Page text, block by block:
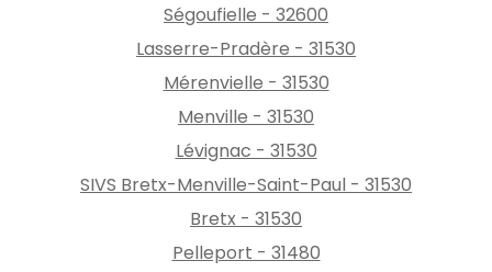
Ségoufielle - 32600
Lasserre-Pradère - 31530
Mérenvielle - 31530
Menville - 31530
Lévignac - 31530
SIVS Bretx-Menville-Saint-Paul - 31530
Bretx - 31530
Pelleport - 31480